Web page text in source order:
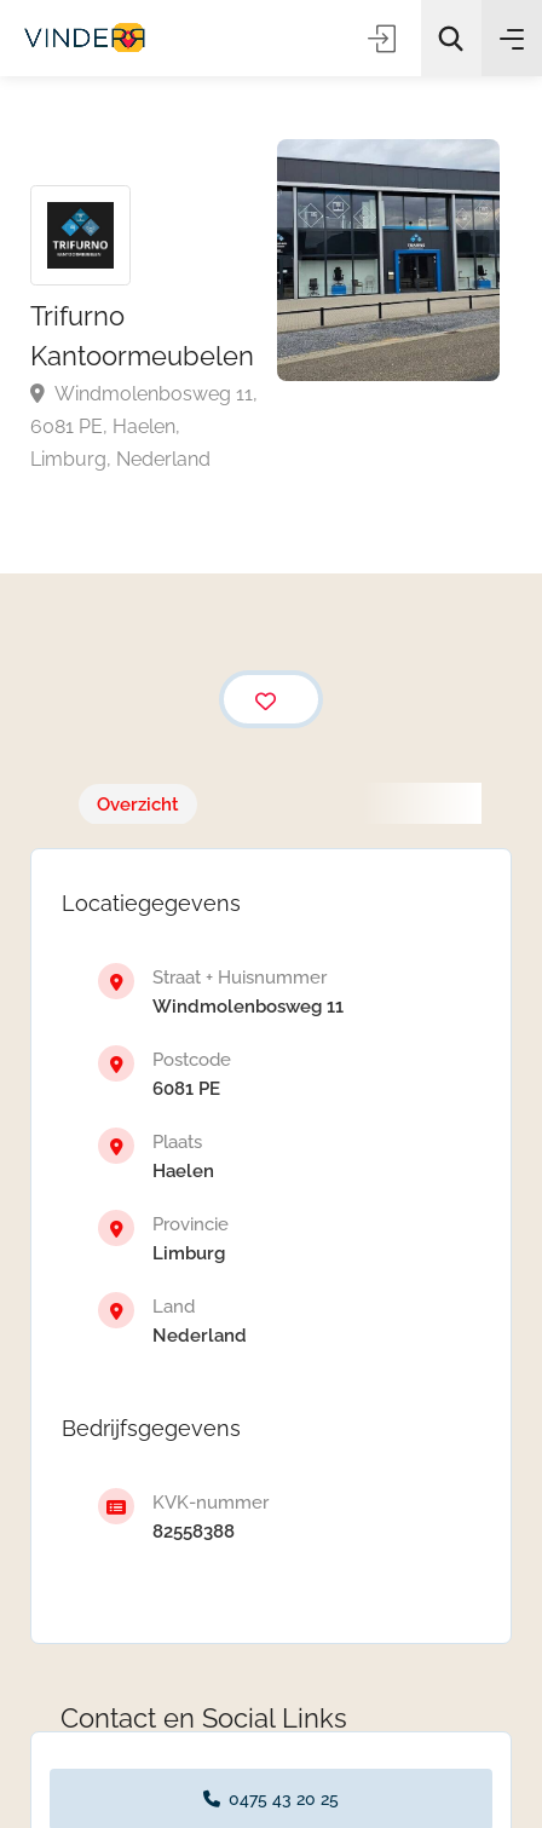
Zoeken
Trifurno
Kantoormeubelen
Windmolenbosweg 11,
6081 PE, Haelen,
Overzicht
Locatiegegevens
Straat + Huisnummer
Windmolenbosweg 11
Postcode
6081 PE
Plaats
Haelen
Provincie
Limburg
Land
Nederland
Bedrijfsgegevens
KVK-nummer
82558388
Contact en Social Links
0475 43 20 25